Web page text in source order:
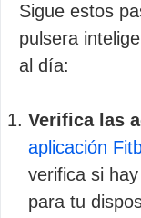
Sigue estos
pulsera
al día:
Verifica las
aplicación
verifica si
para tu